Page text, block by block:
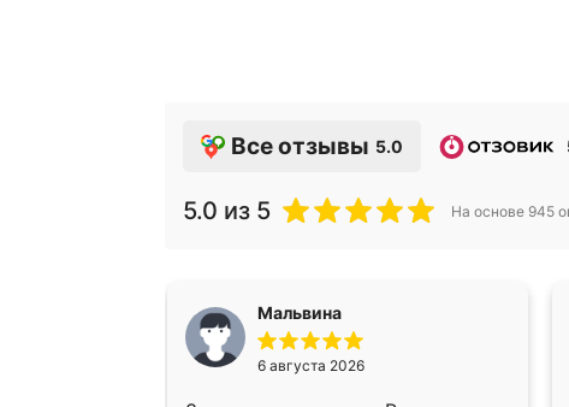
Все отзывы 5.0
5.0 из 5 На основе 945
Мальвина
6 августа 2026